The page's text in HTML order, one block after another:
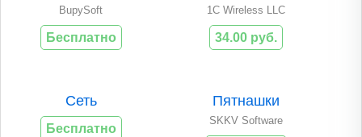
BupySoft
Бесплатно
1C Wireless LLC
34.00 руб.
Сеть
Бесплатно
Пятнашки
SKKV Software